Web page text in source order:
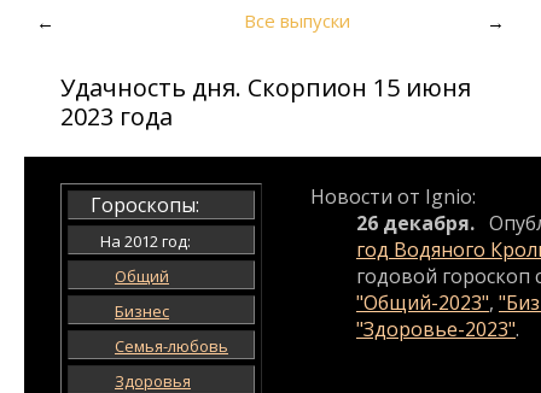
← Все выпуски →
Удачность дня. Скорпион 15 июня
2023 года
Гороскопы:
На 2012 год:
Общий
Бизнес
Семья-любовь
Здоровья
Новости от Ignio:
26 декабря.
год Водяного
годовой гороскоп
"Общий-2023",
"Здоровье-2023".